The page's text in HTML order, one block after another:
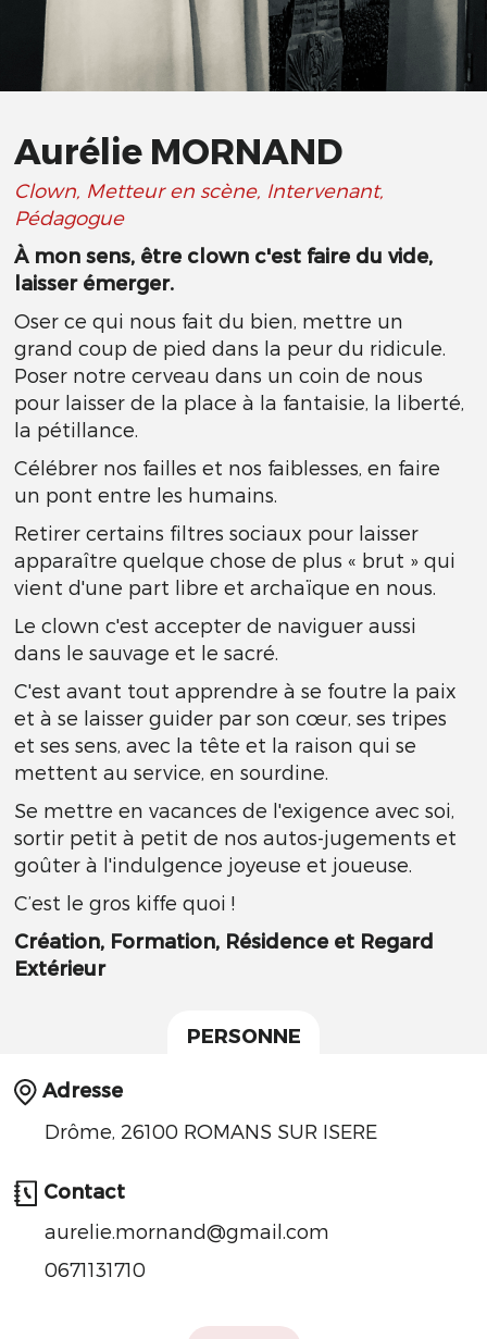
Aurélie MORNAND
Clown, Metteur en scène, Intervenant,
Pédagogue
À mon sens, être clown c'est faire du vide,
laisser émerger.
Oser ce qui nous fait du bien, mettre un
grand coup de pied dans la peur du ridicule.
Poser notre cerveau dans un coin de nous
pour laisser de la place à la fantaisie, la liberté,
la pétillance.
Célébrer nos failles et nos faiblesses, en faire
un pont entre les humains.
Retirer certains filtres sociaux pour laisser
apparaître quelque chose de plus « brut » qui
vient d'une part libre et archaïque en nous.
Le clown c'est accepter de naviguer aussi
dans le sauvage et le sacré.
C'est avant tout apprendre à se foutre la paix
et à se laisser guider par son cœur, ses tripes
et ses sens, avec la tête et la raison qui se
mettent au service, en sourdine.
Se mettre en vacances de l'exigence avec soi,
sortir petit à petit de nos autos-jugements et
goûter à l'indulgence joyeuse et joueuse.
C’est le gros kiffe quoi !
Création, Formation, Résidence et Regard
Extérieur
PERSONNE
Adresse
Drôme, 26100 ROMANS SUR ISERE
Contact
aurelie.mornand@gmail.com
0671131710